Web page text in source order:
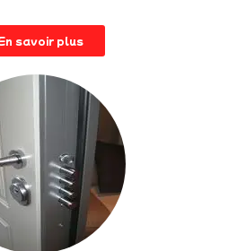
savoir plus